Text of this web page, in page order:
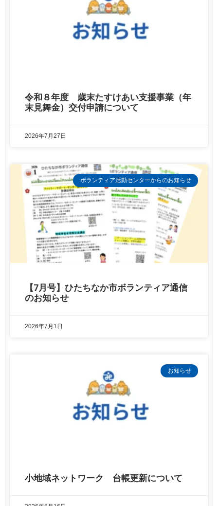
令和８年度 歳末たすけあい支援事業（年
末見舞金）交付申請について
2026年7月27日
ボランティア活動センターからのお知らせ
【7月号】ひたちなか市ボランティア通信
のお知らせ
2026年7月1日
お知らせ
小地域ネットワーク 台帳更新について